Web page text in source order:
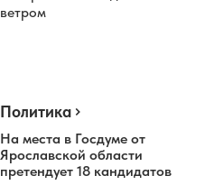
ветром
Политика
На места в Госдуме от
Ярославской области
претендует 18 кандидатов